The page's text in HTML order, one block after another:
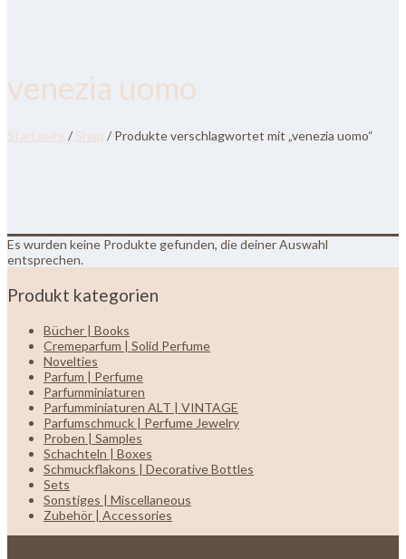
venezia uomo
Startseite / Shop / Produkte verschlagwortet mit „venezia uomo“
Es wurden keine Produkte gefunden, die deiner Auswahl
entsprechen.
Produkt kategorien
Bücher | Books
Cremeparfum | Solid Perfume
Novelties
Parfum | Perfume
Parfumminiaturen
Parfumminiaturen ALT | VINTAGE
Parfumschmuck | Perfume Jewelry
Proben | Samples
Schachteln | Boxes
Schmuckflakons | Decorative Bottles
Sets
Sonstiges | Miscellaneous
Zubehör | Accessories